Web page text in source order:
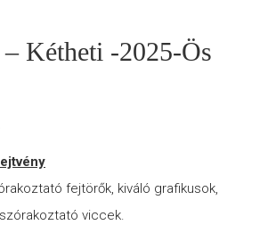
Kétheti -2025-Ös
fejtörők, kiváló grafikusok,
viccek.